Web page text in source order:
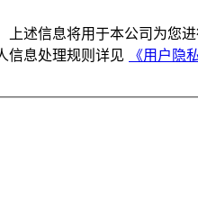
述信息将用于本公司为您
信息处理规则详见
《用户隐